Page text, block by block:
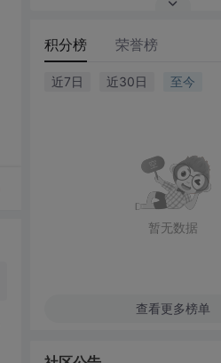
积分榜 荣誉榜
近7日 近30日 至今
暂无数据
查看更多榜单